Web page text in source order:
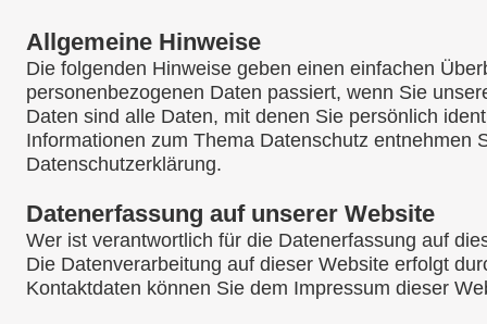
Allgemeine Hinweise
Die folgenden Hinweise geben einen einfachen
personenbezogenen Daten passiert, wenn Sie
Daten sind alle Daten, mit denen Sie persönlich
Informationen zum Thema Datenschutz entnehmen
Datenschutzerklärung.
Datenerfassung auf unserer Website
Wer ist verantwortlich für die Datenerfassung auf
Die Datenverarbeitung auf dieser Website erfolgt
Kontaktdaten können Sie dem Impressum dieser